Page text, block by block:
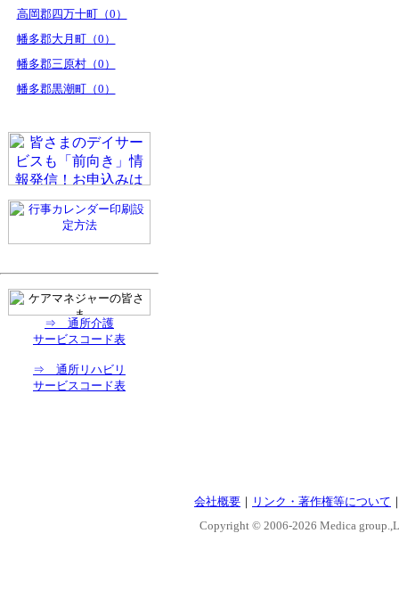
高岡郡四万十町（0）
幡多郡大月町（0）
幡多郡三原村（0）
幡多郡黒潮町（0）
⇒ 通所介護
サービスコード表
⇒ 通所リハビリ
サービスコード表
会社概要 ｜ リンク・著作権等について
Copyright © 2006-2026 Medica